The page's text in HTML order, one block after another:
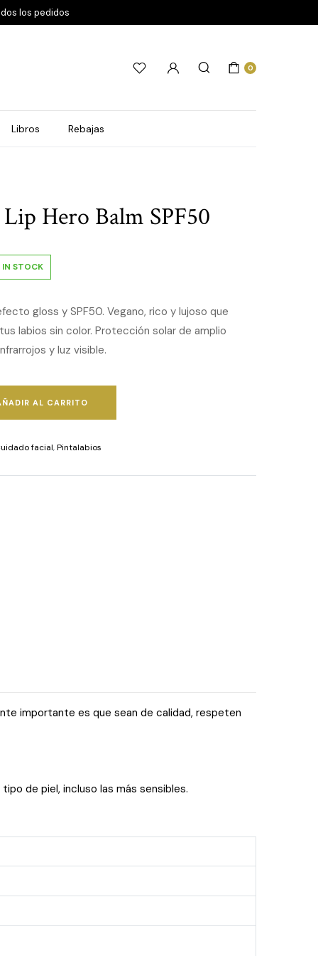
los pedidos
0
Libros Rebajas
Hero Balm SPF50
IN STOCK
gloss y SPF50. Vegano, rico y lujoso que
labios sin color. Protección solar de amplio
y luz visible.
AL CARRITO
facial,Pintalabios
importante es que sean de calidad, respeten
de piel, incluso las más sensibles.